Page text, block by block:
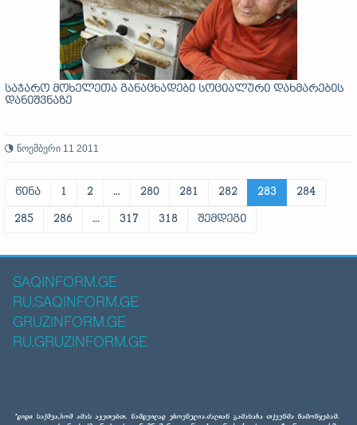
საჯარო მოხელეთა განაცხადები სოციალური დახმარების
დანიშვნაზე
ნოემბერი 11 2011
წინა 1 2 ... 280 281 282 283 284
285 286 ... 317 318 შემდეგი
SAQINFORM.GE
RU.SAQINFORM.GE
GRUZINFORM.GE
RU.GRUZINFORM.GE